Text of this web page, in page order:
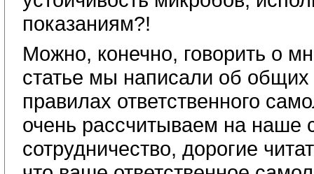
показаниям?!
Можно, конечно, говорить о
статье мы написали об общих
правилах ответственного
очень рассчитываем на наше
сотрудничество, дорогие